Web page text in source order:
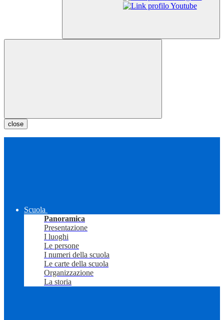
close
Scuola
Panoramica
Presentazione
I luoghi
Le persone
I numeri della scuola
Le carte della scuola
Organizzazione
La storia